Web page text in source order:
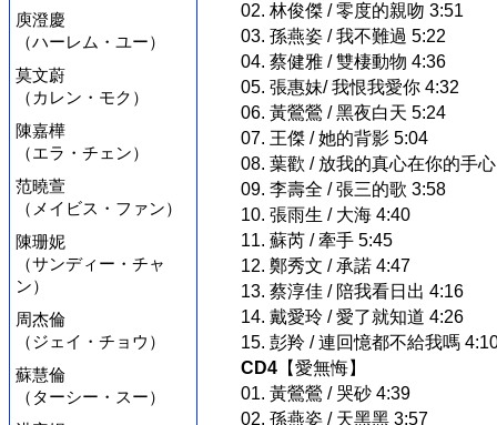
庾澄慶
（ハーレム・ユー）
莫文蔚
（カレン・モク）
陳嘉樺
（エラ・チェン）
范曉萱
（メイビス・ファン）
陳珊妮
（サンディー・チャ
ン）
周杰倫
（ジェイ・チョウ）
蘇慧倫
（ターシー・スー）
02. 林俊傑 / 零度的親吻 3:51
03. 孫燕姿 / 我不難過 5:22
04. 蔡健雅 / 雙棲動物 4:36
05. 張惠妹/ 我恨我愛你 4:32
06. 黃鶯鶯 / 黑夜白天 5:24
07. 王傑 / 她的背影 5:04
08. 葉歡 / 放我的真心在你的手
09. 李壽全 / 張三的歌 3:58
10. 張雨生 / 大海 4:40
11. 蘇芮 / 牽手 5:45
12. 鄭秀文 / 承諾 4:47
13. 蔡淳佳 / 陪我看日出 4:16
14. 戴愛玲 / 愛了就知道 4:26
15. 彭羚 / 連回憶都不給我嗎
CD4 【愛無悔】
01. 黃鶯鶯 / 哭砂 4:39
02. 孫燕姿 / 天黑黑 3:57